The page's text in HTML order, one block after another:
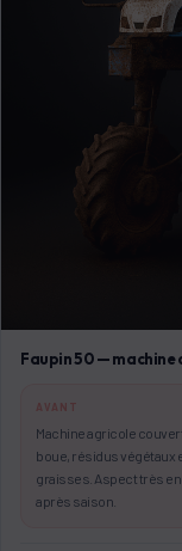
Faupin 50 — machine
AVANT
Machine agricole
boue, résidus végétaux
graisses. Aspect très
après saison.